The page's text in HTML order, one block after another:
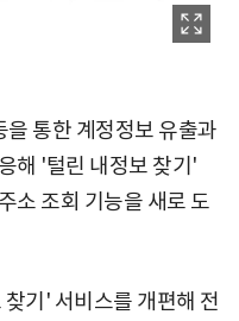
통한 계정정보 유출과
해 '털린 내정보 찾기'
소 조회 기능을 새로 도
기' 서비스를 개편해 전